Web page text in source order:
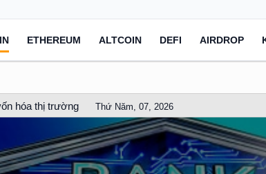
ETHEREUM ALTCOIN DEFI AIRDROP
hóa thị trường Thứ Năm, 07, 2026